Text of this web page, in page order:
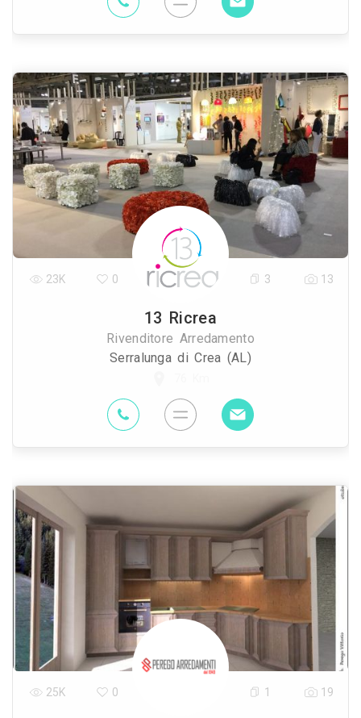
13 Ricrea
Rivenditore Arredamento
Serralunga di Crea (AL)
23K 0 3 13
25K 0 1 19